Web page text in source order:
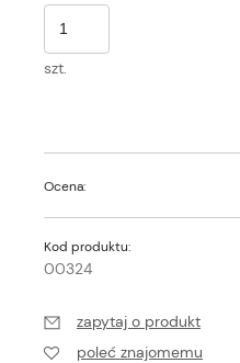
szt.
Ocena:
Kod produktu:
00324
zapytaj o produkt
poleć znajomemu